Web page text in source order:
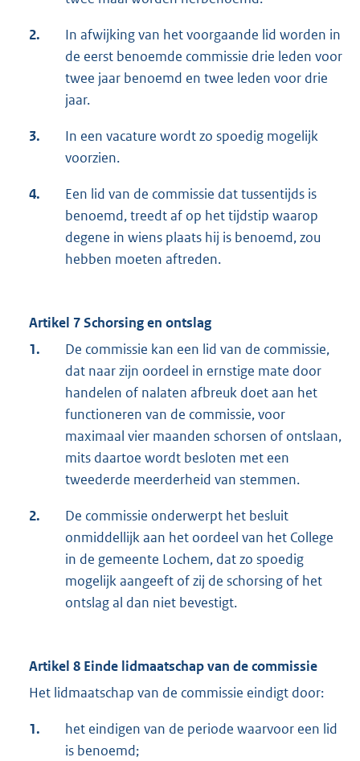
2.
In afwijking van het voorgaande lid worden in
de eerst benoemde commissie drie leden voor
twee jaar benoemd en twee leden voor drie
jaar.
3.
In een vacature wordt zo spoedig mogelijk
voorzien.
4.
Een lid van de commissie dat tussentijds is
benoemd, treedt af op het tijdstip waarop
degene in wiens plaats hij is benoemd, zou
hebben moeten aftreden.
Artikel 7 Schorsing en ontslag
1.
De commissie kan een lid van de commissie,
dat naar zijn oordeel in ernstige mate door
handelen of nalaten afbreuk doet aan het
functioneren van de commissie, voor
maximaal vier maanden schorsen of ontslaan,
mits daartoe wordt besloten met een
tweederde meerderheid van stemmen.
2.
De commissie onderwerpt het besluit
onmiddellijk aan het oordeel van het College
in de gemeente Lochem, dat zo spoedig
mogelijk aangeeft of zij de schorsing of het
ontslag al dan niet bevestigt.
Artikel 8 Einde lidmaatschap van de commissie
Het lidmaatschap van de commissie eindigt door:
1.
het eindigen van de periode waarvoor een lid
is benoemd;